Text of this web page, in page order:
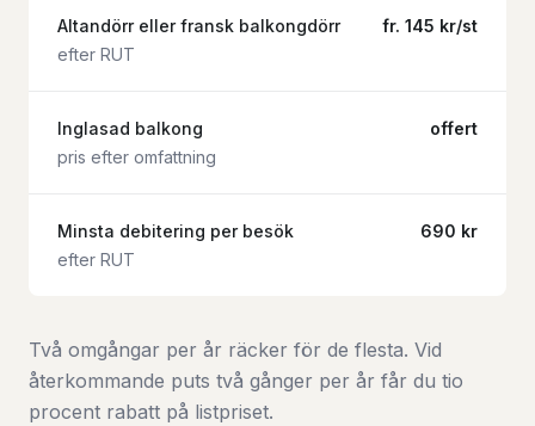
Altandörr eller fransk balkongdörr
efter RUT
fr. 145 kr/st
Inglasad balkong
pris efter omfattning
offert
Minsta debitering per besök
efter RUT
690 kr
Två omgångar per år räcker för de flesta. Vid
återkommande puts två gånger per år får du tio
procent rabatt på listpriset.